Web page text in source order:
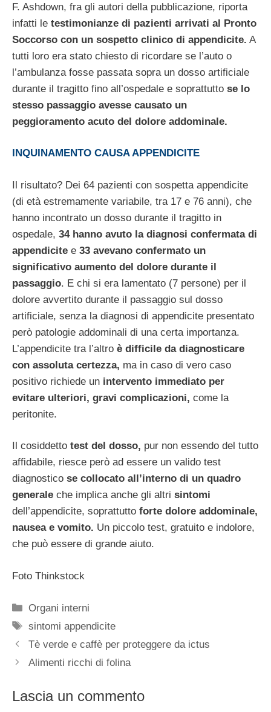
F. Ashdown, fra gli autori della pubblicazione, riporta
infatti le testimonianze di pazienti arrivati al Pronto
Soccorso con un sospetto clinico di appendicite. A
tutti loro era stato chiesto di ricordare se l’auto o
l’ambulanza fosse passata sopra un dosso artificiale
durante il tragitto fino all’ospedale e soprattutto se lo
stesso passaggio avesse causato un
peggioramento acuto del dolore addominale.
INQUINAMENTO CAUSA APPENDICITE
Il risultato? Dei 64 pazienti con sospetta appendicite
(di età estremamente variabile, tra 17 e 76 anni), che
hanno incontrato un dosso durante il tragitto in
ospedale, 34 hanno avuto la diagnosi confermata di
appendicite e 33 avevano confermato un
significativo aumento del dolore durante il
passaggio. E chi si era lamentato (7 persone) per il
dolore avvertito durante il passaggio sul dosso
artificiale, senza la diagnosi di appendicite presentato
però patologie addominali di una certa importanza.
L’appendicite tra l’altro è difficile da diagnosticare
con assoluta certezza, ma in caso di vero caso
positivo richiede un intervento immediato per
evitare ulteriori, gravi complicazioni, come la
peritonite.
Il cosiddetto test del dosso, pur non essendo del tutto
affidabile, riesce però ad essere un valido test
diagnostico se collocato all’interno di un quadro
generale che implica anche gli altri sintomi
dell’appendicite, soprattutto forte dolore addominale,
nausea e vomito. Un piccolo test, gratuito e indolore,
che può essere di grande aiuto.
Foto Thinkstock
Categorie
Organi interni
Tag
sintomi appendicite
Tè verde e caffè per proteggere da ictus
Alimenti ricchi di folina
Lascia un commento